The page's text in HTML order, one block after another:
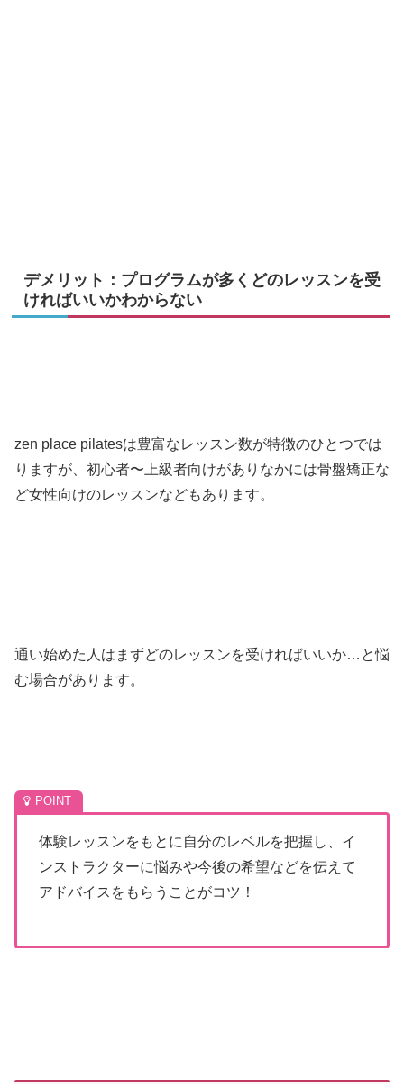
デメリット：プログラムが多くどのレッスンを受
ければいいかわからない
zen place pilatesは豊富なレッスン数が特徴のひとつでは
りますが、初心者〜上級者向けがありなかには骨盤矯正な
ど女性向けのレッスンなどもあります。
通い始めた人はまずどのレッスンを受ければいいか…と悩
む場合があります。
体験レッスンをもとに自分のレベルを把握し、イ
ンストラクターに悩みや今後の希望などを伝えて
アドバイスをもらうことがコツ！